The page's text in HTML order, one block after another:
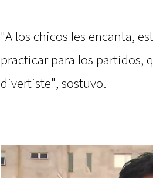
"A los chicos les encanta,
practicar para los partidos,
divertiste", sostuvo.